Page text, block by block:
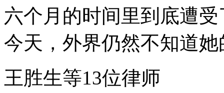
六个月的时间里到底遭
今天，外界仍然不知道
王胜生等13位律师